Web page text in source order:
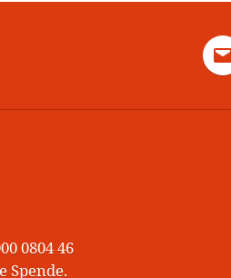
0804 46
Spende.